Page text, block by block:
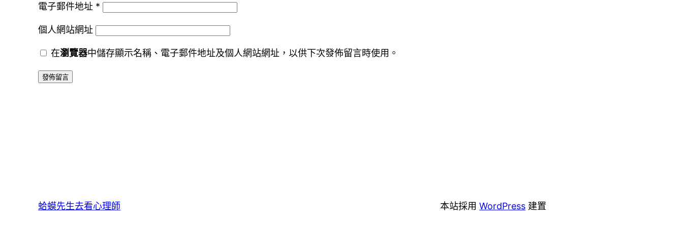
電子郵件地址 *
個人網站網址
在瀏覽器中儲存顯示名稱、電子郵件地址及個人網站網址，以供下次發佈留言時使用。
蛤蟆先生去看心理師 本站採用WordPress 建置